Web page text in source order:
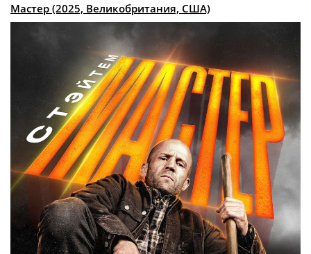
Мастер (2025, Великобритания, США)